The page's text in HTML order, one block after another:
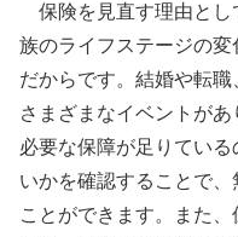
保険を見直す理由とし
族のライフステージの
だからです。結婚や転
さまざまなイベントが
必要な保障が足りてい
いかを確認することで
ことができます。また